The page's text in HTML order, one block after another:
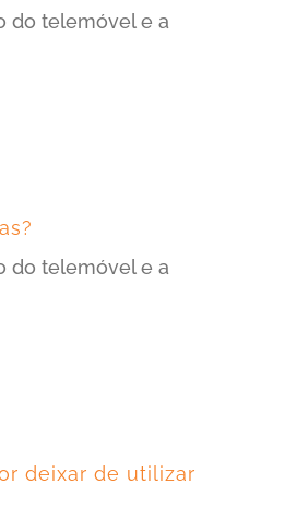
do telemóvel e a
do telemóvel e a
deixar de utilizar